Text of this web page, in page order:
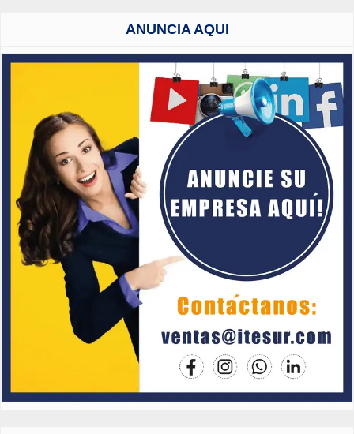
ANUNCIA AQUI